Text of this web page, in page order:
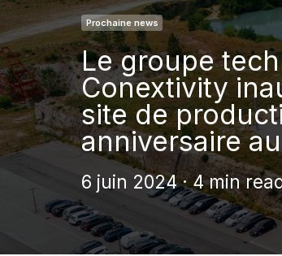
Prochaine news
Le groupe
Conextivity
site de
anniversaire
6 juin 2024 · 4 min